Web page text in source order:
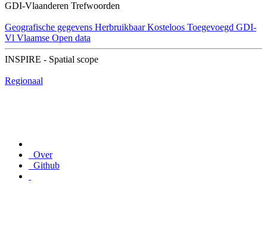
GDI-Vlaanderen Trefwoorden
Geografische gegevens Herbruikbaar Kosteloos Toegevoegd GDI-
Vl Vlaamse Open data
INSPIRE - Spatial scope
Regionaal
Over
Github